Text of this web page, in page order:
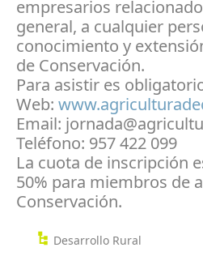
empresarios
general, a cualquier
conocimiento y
de Conservación.
Para asistir es
Web:
Email:
Teléfono: 957 422 099
La cuota de inscripción
50% para miembros de
Conservación.
Desarrollo Rural